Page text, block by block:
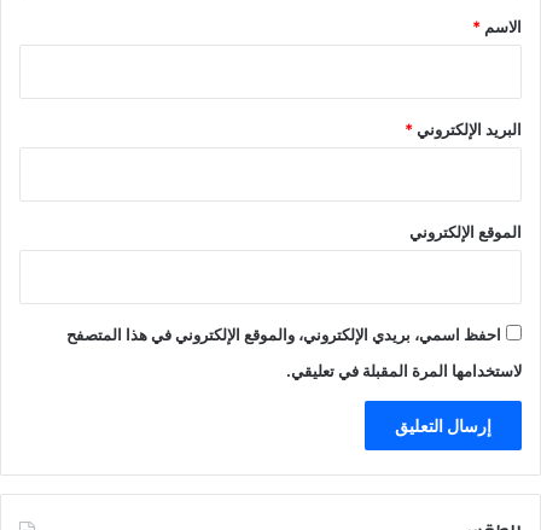
*
الاسم *
البريد الإلكتروني*
الموقع الإلكتروني
احفظ اسمي، بريدي الإلكتروني، والموقع الإلكتروني في هذا المتصفح
لاستخدامها المرة المقبلة في تعليقي.